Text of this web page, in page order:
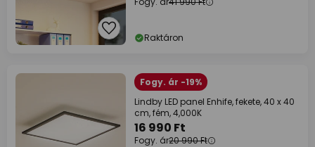
Raktáron
Fogy. ár -19%
Lindby LED panel Enhife, fekete, 40 x 40
cm, fém, 4,000K
16 990 Ft
Fogy. ár20 990 Ft